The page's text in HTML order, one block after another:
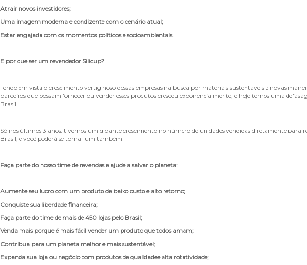
Atrair novos investidores;
Uma imagem moderna e condizente com o cenário atual;
Estar engajada com os momentos políticos e socioambientais.
E por que ser um revendedor Silicup?
Tendo em vista o crescimento vertiginoso dessas empresas na busca por materiais sustentáveis e novas
parceiros que possam fornecer ou vender esses produtos cresceu exponencialmente, e hoje temos uma
Brasil.
Só nos últimos 3 anos, tivemos um gigante crescimento no número de unidades vendidas diretamente para
Brasil, e você poderá se tornar um também!
Faça parte do nosso time de revendas e ajude a salvar o planeta:
Aumente seu lucro com um produto de baixo custo e alto retorno;
Conquiste sua liberdade financeira;
Faça parte do time de mais de 450 lojas pelo Brasil;
Venda mais porque é mais fácil vender um produto que todos amam;
Contribua para um planeta melhor e mais sustentável;
Expanda sua loja ou negócio com produtos de qualidadee alta rotatividade;